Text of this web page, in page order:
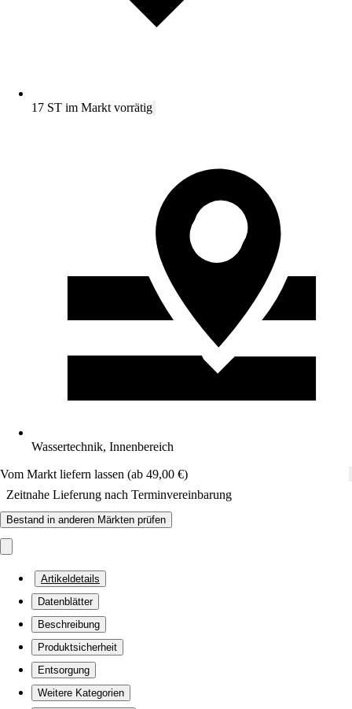
17 ST im Markt vorrätig
Wassertechnik, Innenbereich
Vom Markt liefern lassen (ab 49,00 €)
Zeitnahe Lieferung nach Terminvereinbarung
Bestand in anderen Märkten prüfen
Artikeldetails
Datenblätter
Beschreibung
Produktsicherheit
Entsorgung
Weitere Kategorien